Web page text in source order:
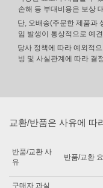
손해 등 부대비용은 보상
단, 오배송(주문한 제품과
임 발생이 통상적으로 예
당사 정책에 따라 예외적
빙 및 사실관계에 따라 결
교환/반품은 사유에 따
반품/교환 사
유
반품/교환
구매자 과실